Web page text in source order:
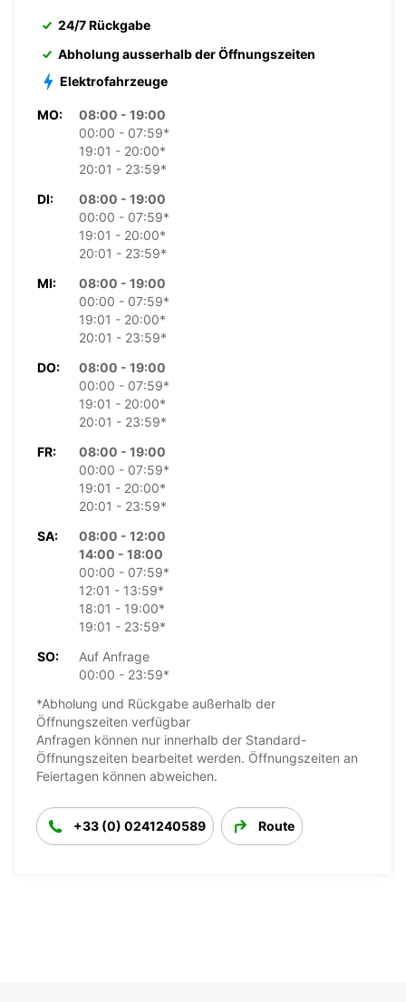
24/7 Rückgabe
Abholung ausserhalb der Öffnungszeiten
Elektrofahrzeuge
MO:
08:00 - 19:00
00:00 - 07:59*
19:01 - 20:00*
20:01 - 23:59*
DI:
08:00 - 19:00
00:00 - 07:59*
19:01 - 20:00*
20:01 - 23:59*
MI:
08:00 - 19:00
00:00 - 07:59*
19:01 - 20:00*
20:01 - 23:59*
DO:
08:00 - 19:00
00:00 - 07:59*
19:01 - 20:00*
20:01 - 23:59*
FR:
08:00 - 19:00
00:00 - 07:59*
19:01 - 20:00*
20:01 - 23:59*
SA:
08:00 - 12:00
14:00 - 18:00
00:00 - 07:59*
12:01 - 13:59*
18:01 - 19:00*
19:01 - 23:59*
SO:
Auf Anfrage
00:00 - 23:59*
*Abholung und Rückgabe außerhalb der
Öffnungszeiten verfügbar
Anfragen können nur innerhalb der Standard-
Öffnungszeiten bearbeitet werden. Öffnungszeiten an
Feiertagen können abweichen.
+33 (0) 0241240589 Route